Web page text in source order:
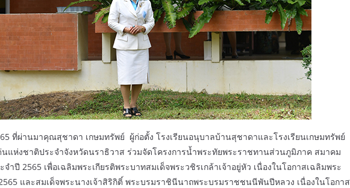
ที่ผ่านมาคุณสุชาดา เกษมทรัพย์ ผู้ก่อตั้ง โรงเรียนอนุบาลบ้านสุชาดาและโรงเรียนเกษมทรัพย์
แห่งชาติประจำจังหวัดนราธิวาส ร่วมจัดโครงการน้ำพระทัยพระราชทานส่วนภูมิภาค สมาคม
ำปี 2565 เพื่อเฉลิมพระเกียรติพระบาทสมเด็จพระวชิรเกล้าเจ้าอยู่หัว เนื่องในโอกาสเฉลิมพระ
และสมเด็จพระนางเจ้าสิริกิติ์ พระบรมราชินีนาถพระบรมราชชนนีพันปีหลวง เนื่องในโอกาส